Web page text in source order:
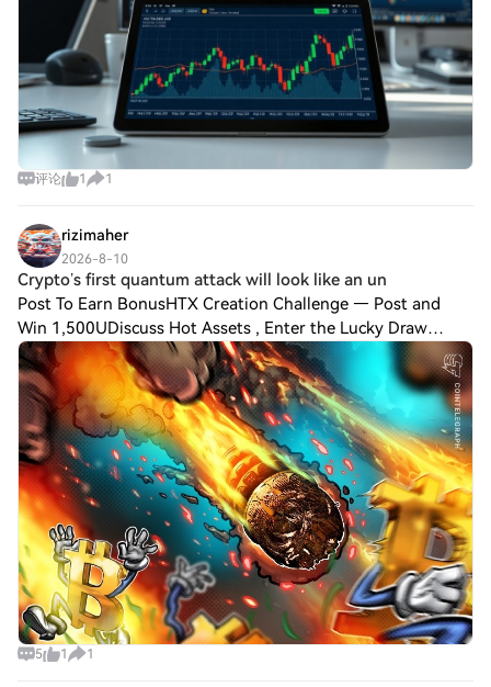
评论 1 1
rizimaher
2026-8-10
Crypto’s first quantum attack will look like an un
Post To Earn BonusHTX Creation Challenge — Post and
Win 1,500UDiscuss Hot Assets , Enter the Lucky Draw
Crypto’s first quantum attack will look like an unexplained
breach: Quantus founderThe first sig
5 1 1